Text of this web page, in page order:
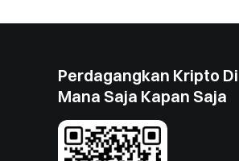
Perdagangkan Kripto Di
Mana Saja Kapan Saja